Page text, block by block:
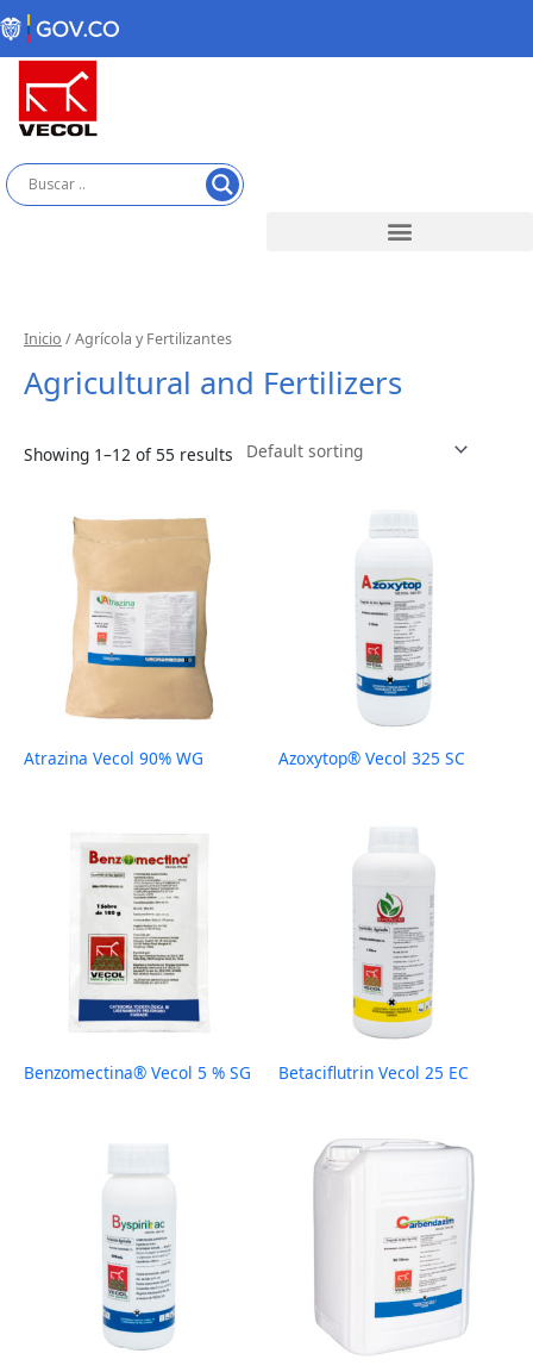
Skip
to
content
Inicio / Agrícola y Fertilizantes
Agricultural and Fertilizers
Showing 1–12 of 55 results
Atrazina Vecol 90% WG Azoxytop® Vecol 325 SC
Benzomectina® Vecol 5 % SG Betaciflutrin Vecol 25 EC